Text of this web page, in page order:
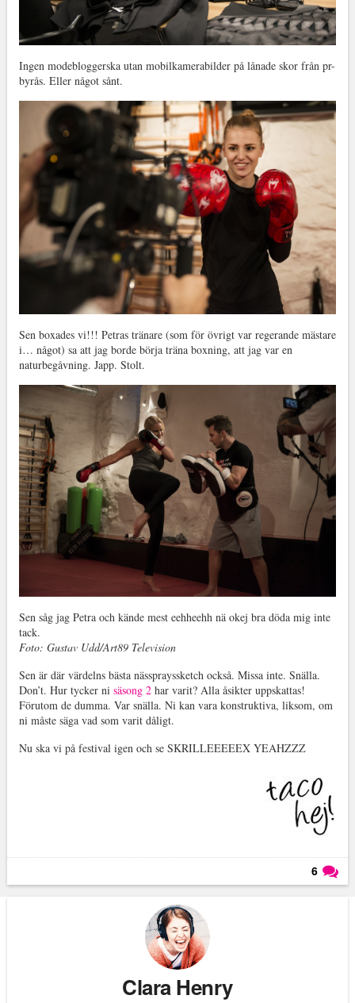
Ingen modebloggerska utan mobilkamerabilder på lånade skor från pr-
byrås. Eller något sånt.
Sen boxades vi!!! Petras tränare (som för övrigt var regerande mästare
i… något) sa att jag borde börja träna boxning, att jag var en
naturbegåvning. Japp. Stolt.
Sen såg jag Petra och kände mest eehheehh nä okej bra döda mig inte
tack.
Foto: Gustav Udd/Art89 Television
Sen är där värdelns bästa nässprayssketch också. Missa inte. Snälla.
Don’t. Hur tycker ni säsong 2har varit? Alla åsikter uppskattas!
Förutom de dumma. Var snälla. Ni kan vara konstruktiva, liksom, om
ni måste säga vad som varit dåligt.
Nu ska vi på festival igen och se SKRILLEEEEEX YEAHZZZ
6
Clara Henry